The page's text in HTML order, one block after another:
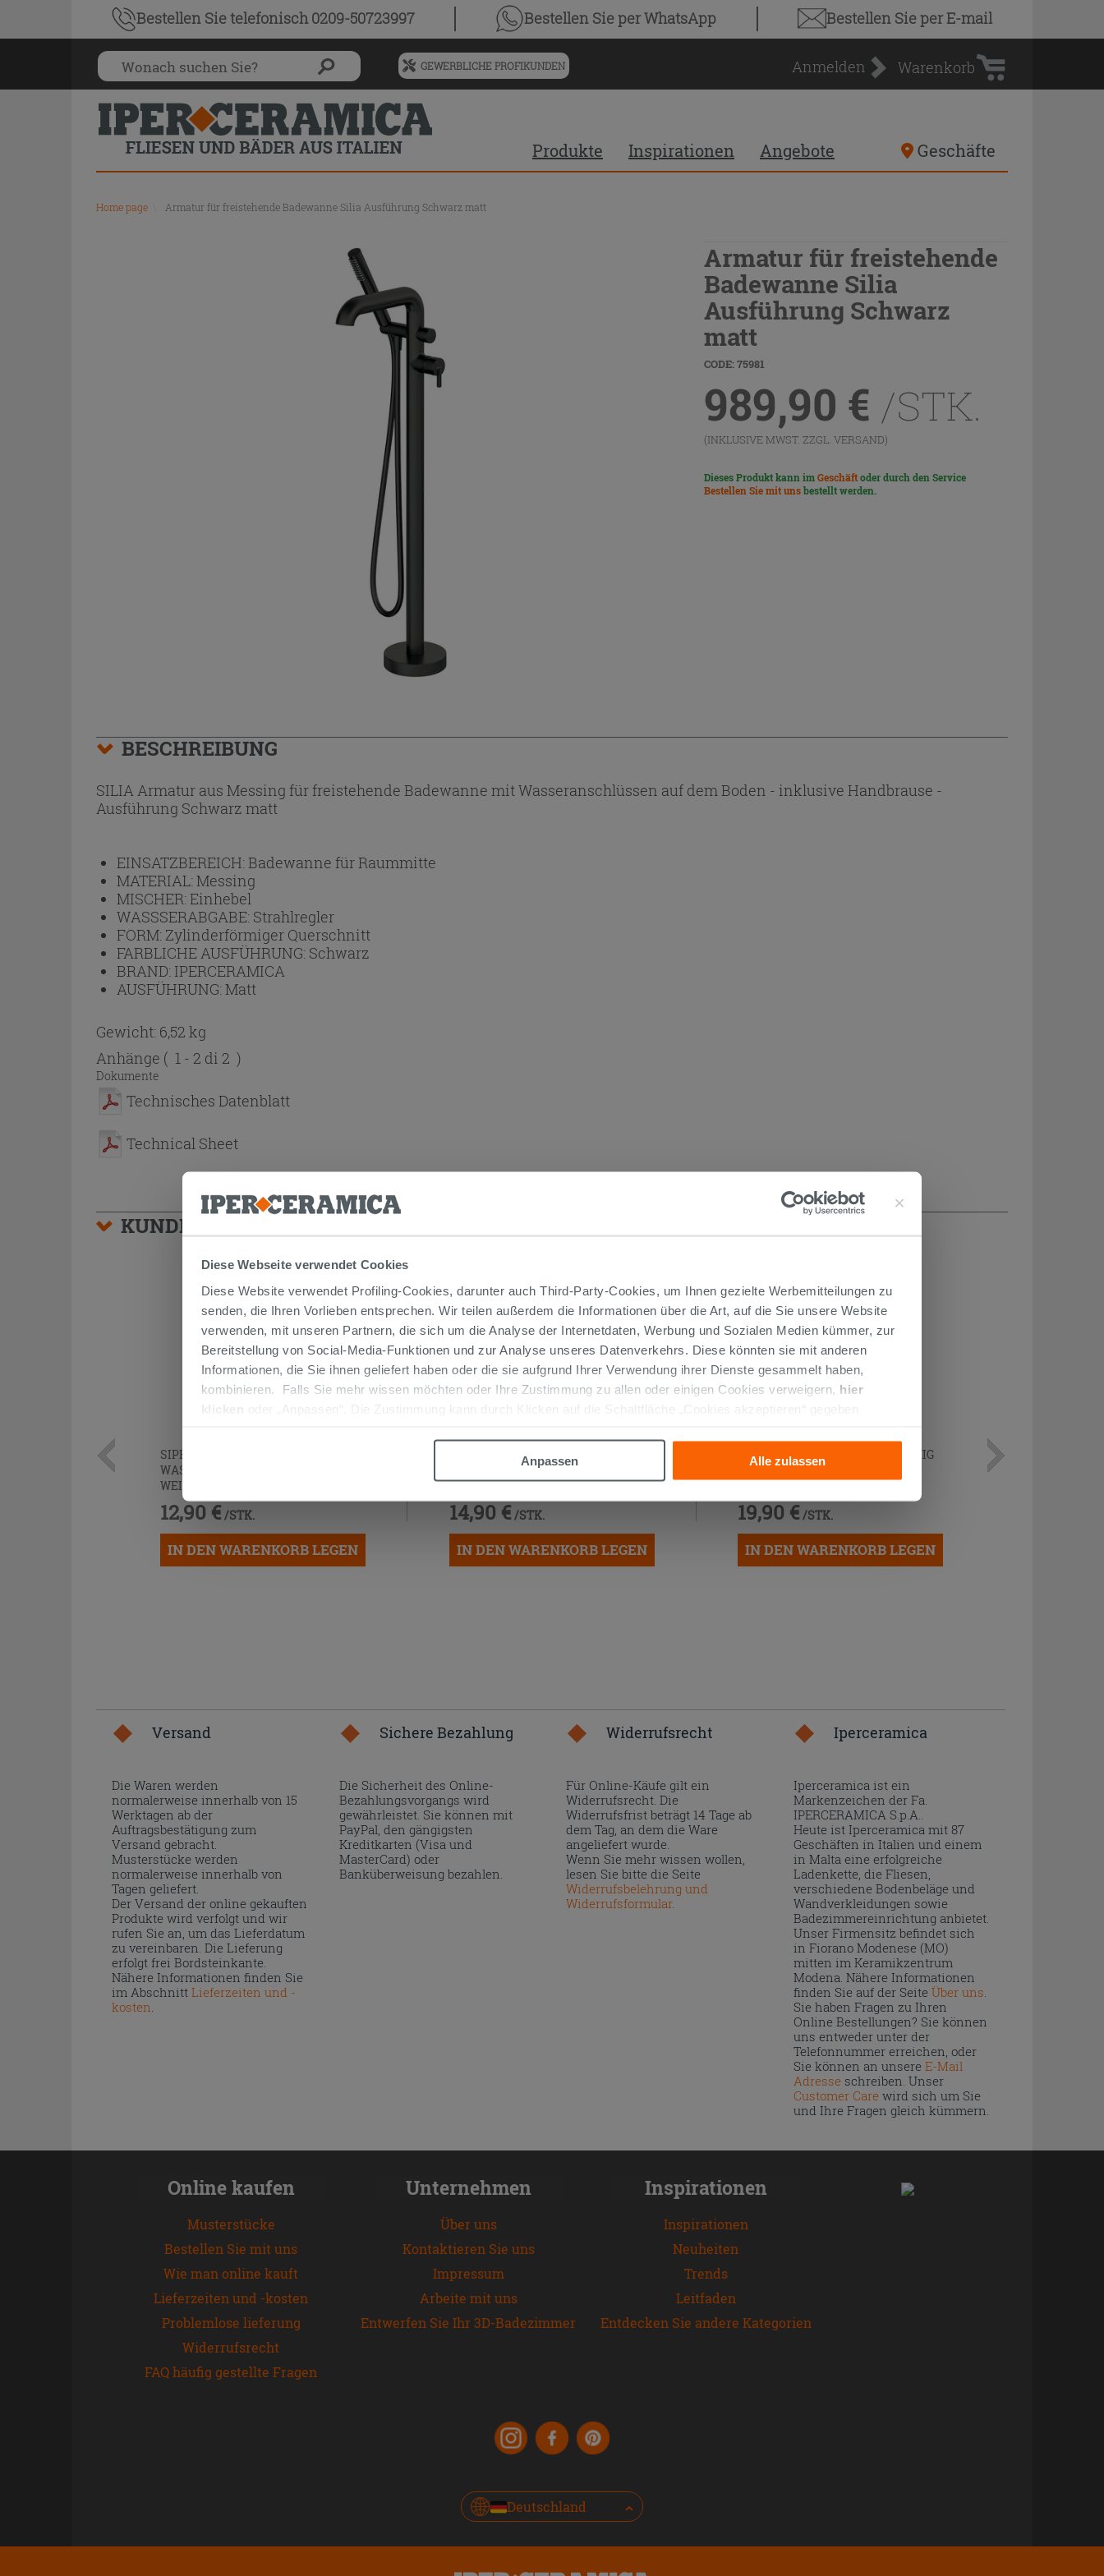
Diese Webseite verwendet Cookies
Diese Website verwendet Profiling-Cookies, darunter auch Third-Party-Cookies, um Ihnen gezielte Werbemitteilungen zu
senden, die Ihren Vorlieben entsprechen. Wir teilen außerdem die Informationen über die Art, auf die Sie unsere Website
verwenden, mit unseren Partnern, die sich um die Analyse der Internetdaten, Werbung und Sozialen Medien kümmer, zur
Bereitstellung von Social-Media-Funktionen und zur Analyse unseres Datenverkehrs. Diese könnten sie mit anderen
Informationen, die Sie ihnen geliefert haben oder die sie aufgrund Ihrer Verwendung ihrer Dienste gesammelt haben,
kombinieren. Falls Sie mehr wissen möchten oder Ihre Zustimmung zu allen oder einigen Cookies verweigern, hier
klicken
oder „Anpassen“. Die Zustimmung kann durch Klicken auf die Schaltfläche „Cookies akzeptieren“ gegeben
Anpassen
Alle zulassen
Bestellen Sietelefonisch 0209-50723997 Bestellen Sieper WhatsApp Bestellen Sieper E-mail
Menü
für
vorgeschlagenen
Siteinhalt
und
Suchprotokoll
GEWERBLICHE PROFIKUNDEN Anmelden
Warenkorb
Warenkorb
Produkte Inspirationen Angebote Geschäfte
Home page Armatur für freistehende Badewanne Silia Ausführung Schwarz matt
Armatur für freistehende
Badewanne Silia
Ausführung Schwarz
matt
CODE: 75981
989,90 € /STK.
(INKLUSIVE MWST. ZZGL. VERSAND)
Dieses Produkt kann imGeschäftoder durch den Service
Bestellen Sie mit unsbestellt werden.
BESCHREIBUNG
SILIA Armatur aus Messing für freistehende Badewanne mit Wasseranschlüssen auf dem Boden - inklusive Handbrause -
Ausführung Schwarz matt
EINSATZBEREICH:Badewanne für Raummitte
MATERIAL:Messing
MISCHER:Einhebel
WASSSERABGABE: Strahlregler
FORM: Zylinderförmiger Querschnitt
FARBLICHE AUSFÜHRUNG: Schwarz
BRAND: IPERCERAMICA
AUSFÜHRUNG:Matt
Gewicht: 6,52 kg
Anhänge ( 1 - 2 di 2 )
Dokumente
Technisches Datenblatt
Technical Sheet
KUNDEN, DIE DIESEN ARTIKEL GEKAUFT HABEN, KAUFTEN AUCH...
SIPHON
WASCHTISCH AUS POLYPROPYLEN
WEISS
12,90 € /STK.
IN DEN WARENKORB LEGEN
KURVENPAAR ZUR MONTAGE UNTER
DEM WASCHBECKEN 45° MESSING
CHROM
14,90 € /STK.
IN DEN WARENKORB LEGEN
SIPHON FÜR BIDET 11/4 'S'-FÖRMIG
MESSING CHROM
19,90 € /STK.
IN DEN WARENKORB LEGEN
Versand
Die Waren werden
normalerweise innerhalb von 15
Werktagen ab der
Auftragsbestätigung zum
Versand gebracht.
Musterstücke werden
normalerweise innerhalb von
Tagen geliefert.
Der Versand der online gekauften
Produkte wird verfolgt und wir
rufen Sie an, um das Lieferdatum
zu vereinbaren. Die Lieferung
erfolgt frei Bordsteinkante.
Nähere Informationen finden Sie
im Abschnitt Lieferzeiten und -
kosten.
Sichere Bezahlung
Die Sicherheit des Online-
Bezahlungsvorgangs wird
gewährleistet. Sie können mit
PayPal, den gängigsten
Kreditkarten (Visa und
MasterCard) oder
Banküberweisung bezahlen.
Widerrufsrecht
Für Online-Käufe gilt ein
Widerrufsrecht. Die
Widerrufsfrist beträgt 14 Tage ab
dem Tag, an dem die Ware
angeliefert wurde.
Wenn Sie mehr wissen wollen,
lesen Sie bitte die Seite
Widerrufsbelehrung und
Widerrufsformular.
Iperceramica
Iperceramica ist ein
Markenzeichen der Fa.
IPERCERAMICA S.p.A..
Heute ist Iperceramica mit 87
Geschäften in Italien und einem
in Malta eine erfolgreiche
Ladenkette, die Fliesen,
verschiedene Bodenbeläge und
Wandverkleidungen sowie
Badezimmereinrichtung anbietet.
Unser Firmensitz befindet sich
in Fiorano Modenese (MO)
mitten im Keramikzentrum
Modena. Nähere Informationen
finden Sie auf der Seite Über uns.
Sie haben Fragen zu Ihren
Online Bestellungen? Sie können
uns entweder unter der
Telefonnummer erreichen, oder
Sie können an unsere E-Mail
Adresseschreiben. Unser
Customer Carewird sich um Sie
und Ihre Fragen gleich kümmern.
Online kaufen
Musterstücke
Bestellen Sie mit uns
Wie man online kauft
Lieferzeiten und -kosten
Problemlose lieferung
Widerrufsrecht
FAQ häufig gestellte Fragen
Unternehmen
Über uns
Kontaktieren Sie uns
Impressum
Arbeite mit uns
Entwerfen Sie Ihr 3D-Badezimmer
Inspirationen
Inspirationen
Neuheiten
Trends
Leitfaden
Entdecken Sie andere Kategorien
Deutschland